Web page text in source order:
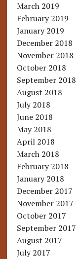
March 2019
February 2019
January 2019
December 2018
November 2018
October 2018
September 2018
August 2018
July 2018
June 2018
May 2018
April 2018
March 2018
February 2018
January 2018
December 2017
November 2017
October 2017
September 2017
August 2017
July 2017